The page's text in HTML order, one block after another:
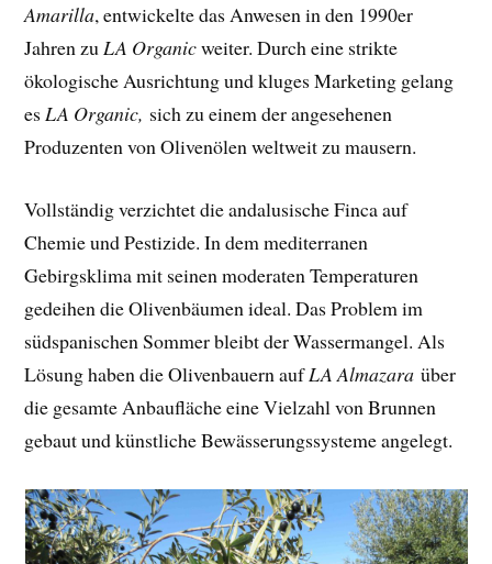
Amarilla, entwickelte das Anwesen in den 1990er
Jahren zuLA Organicweiter. Durch eine strikte
ökologische Ausrichtung und kluges Marketing gelang
esLA Organic, sich zu einem der angesehenen
Produzenten von Olivenölen weltweit zu mausern.
Vollständig verzichtet die andalusische Finca auf
Chemie und Pestizide. In dem mediterranen
Gebirgsklima mit seinen moderaten Temperaturen
gedeihen die Olivenbäumen ideal. Das Problem im
südspanischen Sommer bleibt der Wassermangel. Als
Lösung haben die Olivenbauern aufLA Almazaraüber
die gesamte Anbaufläche eine Vielzahl von Brunnen
gebaut und künstliche Bewässerungssysteme angelegt.